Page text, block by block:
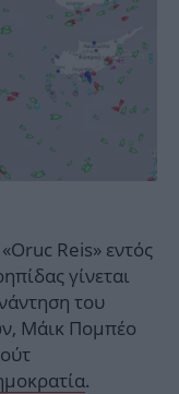
Reis» εντός
γίνεται
του
Μάικ Πομπέο
.